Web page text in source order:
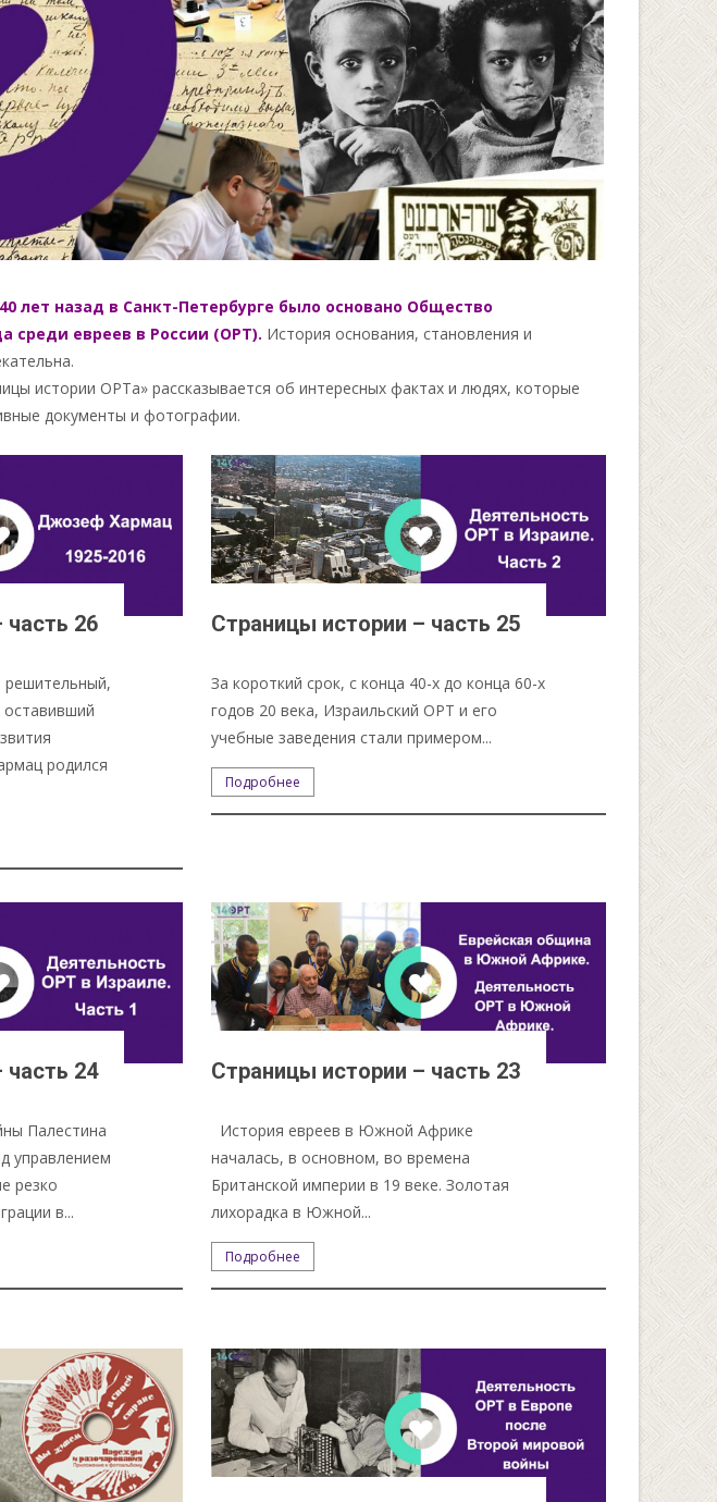
лет назад в Санкт-Петербурге было основано Общество
среди евреев в России (ОРТ). История основания, становления и
истории ОРТа» рассказывается об интересных фактах и людях, которые
документы и фотографии.
26
оставивший
родился
Страницы истории – часть 25
За короткий срок, с конца 40-х до конца 60-х
годов 20 века, Израильский ОРТ и его
учебные заведения стали примером...
Подробнее
24
Палестина
управлением
резко
в...
Страницы истории – часть 23
История евреев в Южной Африке
началась, в основном, во времена
Британской империи в 19 веке. Золотая
лихорадка в Южной...
Подробнее